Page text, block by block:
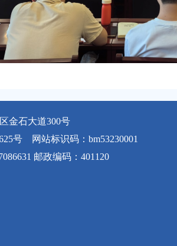
金石大道300号
号 网站标识码：bm53230001
邮政编码：401120